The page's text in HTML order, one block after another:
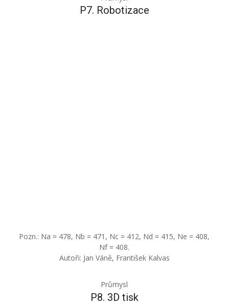
P7. Robotizace
Pozn.: Na = 478, Nb = 471, Nc = 412, Nd = 415, Ne = 408,
Nf = 408.
Autoři: Jan Váně, František Kalvas
Průmysl
P8. 3D tisk